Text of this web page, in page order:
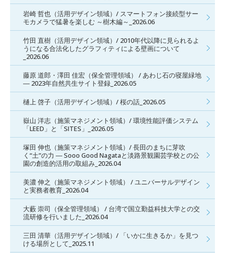
岩崎 哲也（活用デザイン領域）/ スマートフォン接続型サー
モカメラで猛暑を楽しむ ～樹木編～_2026.06
竹田 直樹（活用デザイン領域）/ 2010年代以降に見られるよ
うになる合法化したグラフィティによる壁画について
_2026.06
藤原 道郎・澤田 佳宏（保全管理領域） / あわじ石の寝屋緑地
― 2023年自然共生サイト登録_2026.05
樋上 啓子（活用デザイン領域）/ 桜の話_2026.05
嶽山 洋志（施策マネジメント領域）/ 環境性能評価システム
「LEED」と「SITES」_2026.05
塚田 伸也（施策マネジメント領域）/ 長田のまちに芽吹
く“土”の力 ― Sooo Good Nagataと淡路景観園芸学校との公
園の創造的活用の取組み_2026.04
美濃 伸之（施策マネジメント領域） / ユニバーサルデザイン
と実務者教育_2026.04
大藪 崇司（保全管理領域） / 台湾で国立勤益科技大学との交
流研修を行いました_2026.04
三田 清華（活用デザイン領域）/ 「いかに生きるか」を見つ
ける場所として_2025.11